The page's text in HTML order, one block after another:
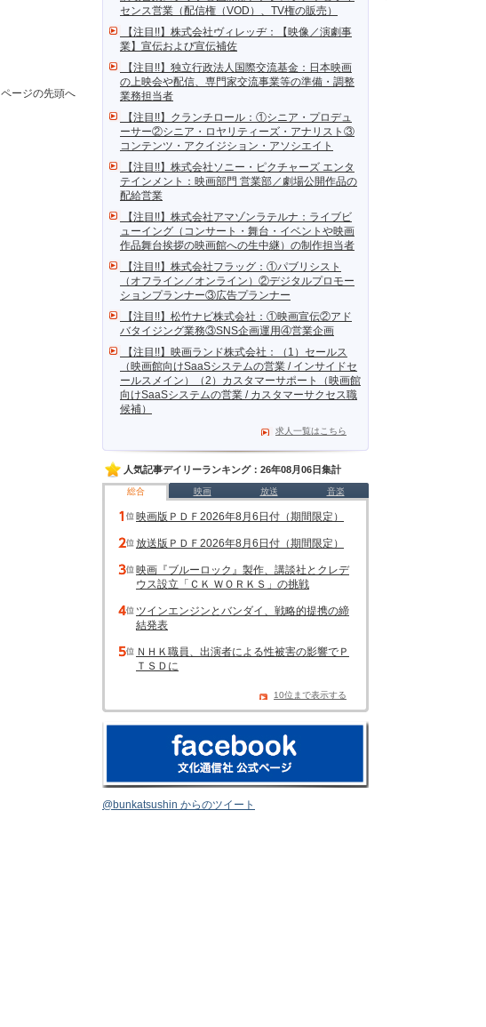
センス営業（配信権（VOD）、TV権の販売）
【注目!!】株式会社ヴィレッヂ：【映像／演劇事
業】宣伝および宣伝補佐
【注目!!】独立行政法人国際交流基金：日本映画
の上映会や配信、専門家交流事業等の準備・調整
業務担当者
【注目!!】クランチロール：①シニア・プロデュ
ーサー②シニア・ロヤリティーズ・アナリスト③
コンテンツ・アクイジション・アソシエイト
【注目!!】株式会社ソニー・ピクチャーズ エンタ
テインメント：映画部門 営業部／劇場公開作品の
配給営業
【注目!!】株式会社アマゾンラテルナ：ライブビ
ューイング（コンサート・舞台・イベントや映画
作品舞台挨拶の映画館への生中継）の制作担当者
【注目!!】株式会社フラッグ：①パブリシスト
（オフライン／オンライン）②デジタルプロモー
ションプランナー③広告プランナー
【注目!!】松竹ナビ株式会社：①映画宣伝②アド
バタイジング業務③SNS企画運用④営業企画
【注目!!】映画ランド株式会社：（1）セールス
（映画館向けSaaSシステムの営業 / インサイドセ
ールスメイン）（2）カスタマーサポート（映画館
向けSaaSシステムの営業 / カスタマーサクセス職
候補）
求人一覧はこちら
人気記事デイリーランキング：26年08月06日集計
総合 映画 放送 音楽
映画版ＰＤＦ2026年8月6日付（期間限定）
放送版ＰＤＦ2026年8月6日付（期間限定）
映画『ブルーロック』製作、講談社とクレデ
ウス設立「ＣＫ ＷＯＲＫＳ」の挑戦
ツインエンジンとバンダイ、戦略的提携の締
結発表
ＮＨＫ職員、出演者による性被害の影響でＰ
ＴＳＤに
10位まで表示する
@bunkatsushin からのツイート
ページの先頭へ